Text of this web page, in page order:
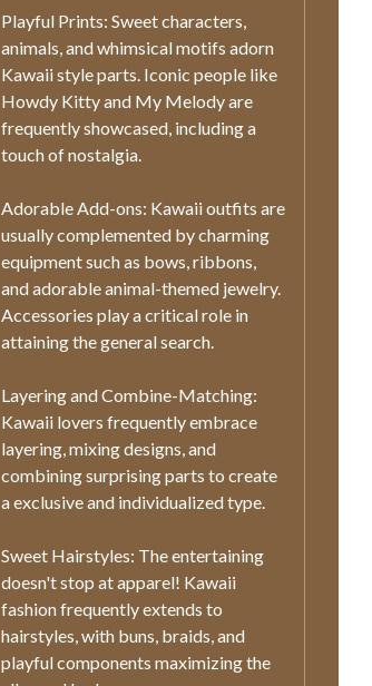
Playful Prints: Sweet characters,
animals, and whimsical motifs adorn
Kawaii style parts. Iconic people like
Howdy Kitty and My Melody are
frequently showcased, including a
touch of nostalgia.
Adorable Add-ons: Kawaii outfits are
usually complemented by charming
equipment such as bows, ribbons,
and adorable animal-themed jewelry.
Accessories play a critical role in
attaining the general search.
Layering and Combine-Matching:
Kawaii lovers frequently embrace
layering, mixing designs, and
combining surprising parts to create
a exclusive and individualized type.
Sweet Hairstyles: The entertaining
doesn't stop at apparel! Kawaii
fashion frequently extends to
hairstyles, with buns, braids, and
playful components maximizing the